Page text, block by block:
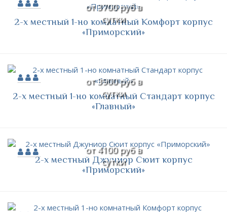
от 3700 руб в
сутки
2-х местный 1-но комнатный Комфорт корпус
«Приморский»
от 3900 руб в
сутки
2-х местный 1-но комнатный Стандарт корпус
«Главный»
от 4100 руб в
сутки
2-х местный Джуниор Сюит корпус
«Приморский»